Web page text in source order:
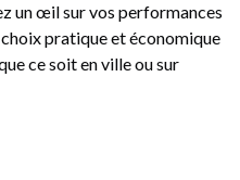
un œil sur vos performances
pratique et économique
ce soit en ville ou sur